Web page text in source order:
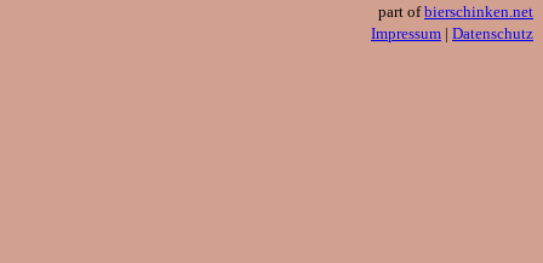
part ofbierschinken.net
Impressum | Datenschutz